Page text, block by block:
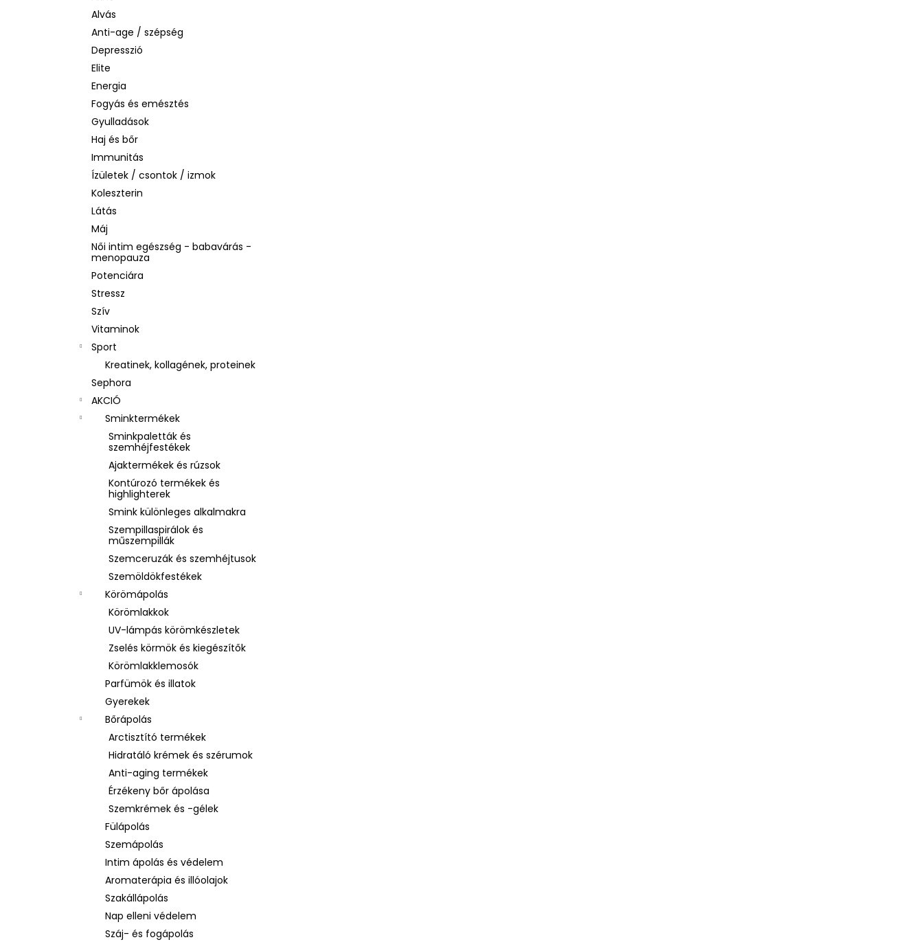
Alvás
Anti-age / szépség
Depresszió
Elite
Energia
Fogyás és emésztés
Gyulladások
Haj és bőr
Immunitás
Ízületek / csontok / izmok
Koleszterin
Látás
Máj
Női intim egészség - babavárás -
menopauza
Potenciára
Stressz
Szív
Vitaminok
Sport
Kreatinek, kollagének, proteinek
Sephora
AKCIÓ
Sminktermékek
Sminkpaletták és
szemhéjfestékek
Ajaktermékek és rúzsok
Kontúrozó termékek és
highlighterek
Smink különleges alkalmakra
Szempillaspirálok és
műszempillák
Szemceruzák és szemhéjtusok
Szemöldökfestékek
Körömápolás
Körömlakkok
UV-lámpás körömkészletek
Zselés körmök és kiegészítők
Körömlakklemosók
Parfümök és illatok
Gyerekek
Bőrápolás
Arctisztító termékek
Hidratáló krémek és szérumok
Anti-aging termékek
Érzékeny bőr ápolása
Szemkrémek és -gélek
Fülápolás
Szemápolás
Intim ápolás és védelem
Aromaterápia és illóolajok
Szakállápolás
Nap elleni védelem
Száj- és fogápolás
LA ROCHE-POSAY B5 RÁNCTALANÍTÓ
SZÉRUM ÉRZÉKENY BŐRRE, 10 ML
1 760 Ft
Korábbi: 4 580 Ft